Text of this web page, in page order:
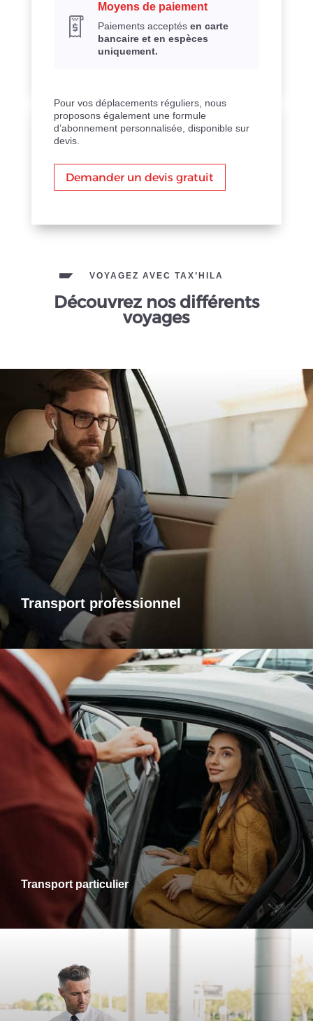
Moyens de paiement
Paiements acceptés en carte
bancaire et en espèces
uniquement.
Pour vos déplacements réguliers, nous
proposons également une formule
d’abonnement personnalisée, disponible sur
devis.
Demander un devis gratuit
VOYAGEZ AVEC TAX’HILA
Découvrez nos différents
voyages
Transport professionnel
Transports professionnels
Je vous propose un service de transport dédié aux
déplacements d’affaires, adapté à vos besoins et à vos
contraintes. Que ce soit pour un rendez-vous, une réunion
ou bien un évènement, profitez d’un service ponctuel, discret
et confortable.
Transport particulier
Transports particuliers
Que ce soit pour une sortie en ville, une visite chez des
proches ou un rendez-vous personnel, je vous accompagne
dans tous vos trajets avec fiabilité et confort. Profitez d’un
service adapté à vos besoins, alliant ponctualité et
disponibilité.